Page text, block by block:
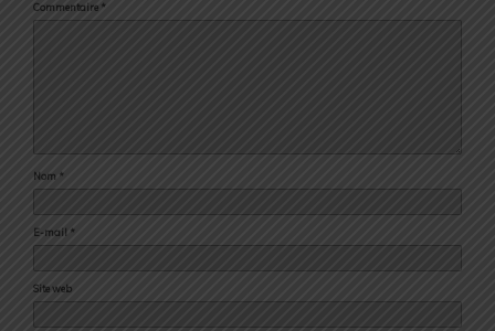
Commentaire *
Nom *
E-mail *
Site web